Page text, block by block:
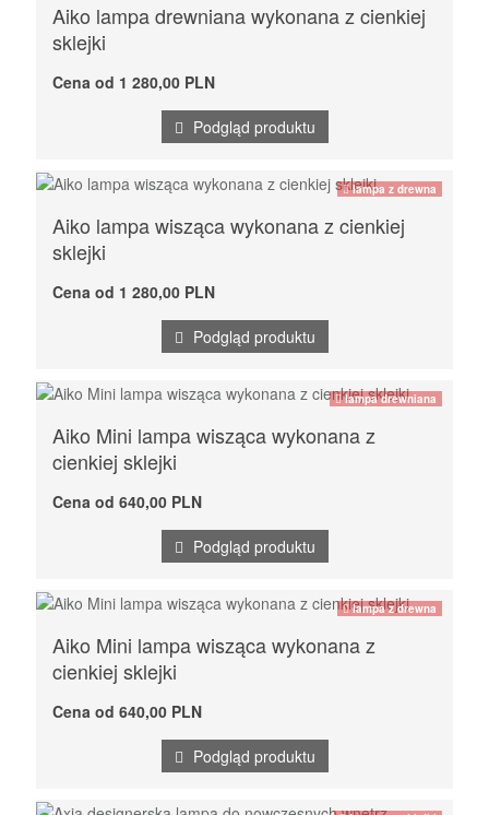
Aiko lampa drewniana wykonana z cienkiej
sklejki
Cena od 1 280,00 PLN
Podgląd produktu
lampa z drewna
Aiko lampa wisząca wykonana z cienkiej
sklejki
Cena od 1 280,00 PLN
Podgląd produktu
lampa drewniana
Aiko Mini lampa wisząca wykonana z
cienkiej sklejki
Cena od 640,00 PLN
Podgląd produktu
lampa z drewna
Aiko Mini lampa wisząca wykonana z
cienkiej sklejki
Cena od 640,00 PLN
Podgląd produktu